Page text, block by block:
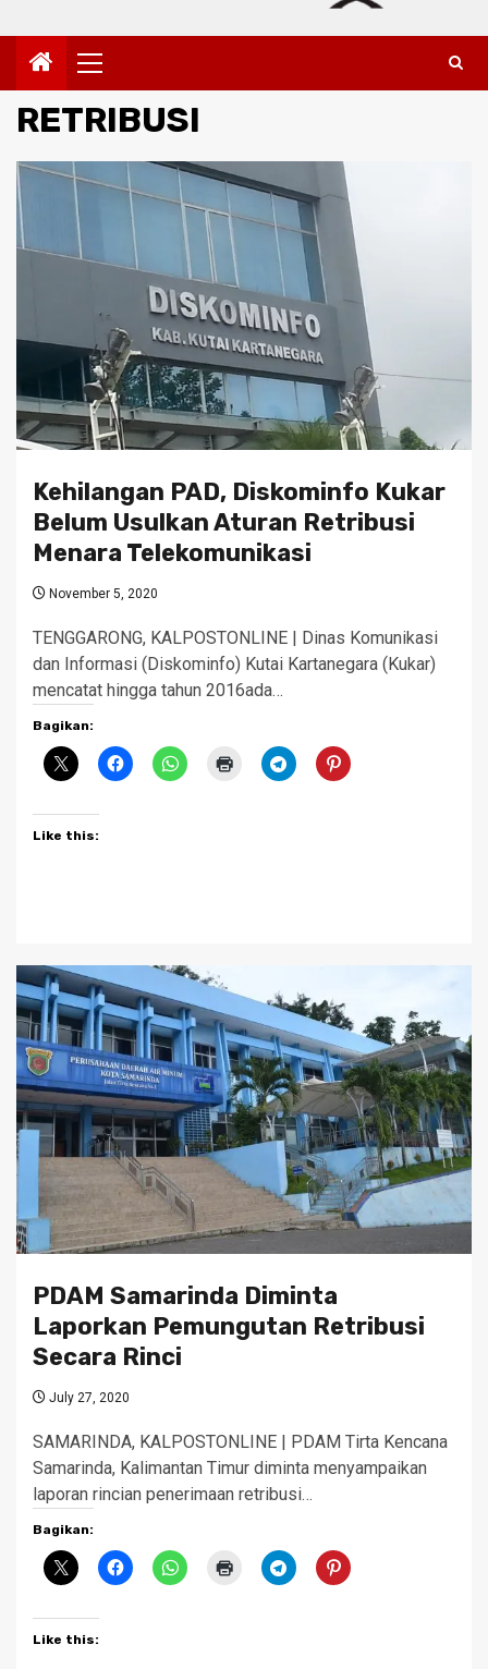
Primary
Menu
RETRIBUSI
Kehilangan PAD, Diskominfo Kukar
Belum Usulkan Aturan Retribusi
Menara Telekomunikasi
November 5, 2020
TENGGARONG, KALPOSTONLINE | Dinas Komunikasi
dan Informasi (Diskominfo) Kutai Kartanegara (Kukar)
mencatat hingga tahun 2016ada…
Bagikan:
Like this:
PDAM Samarinda Diminta
Laporkan Pemungutan Retribusi
Secara Rinci
July 27, 2020
SAMARINDA, KALPOSTONLINE | PDAM Tirta Kencana
Samarinda, Kalimantan Timur diminta menyampaikan
laporan rincian penerimaan retribusi…
Bagikan:
Like this: